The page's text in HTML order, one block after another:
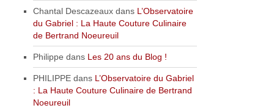
Chantal Descazeaux dans L’Observatoire
du Gabriel : La Haute Couture Culinaire
de Bertrand Noeureuil
Philippe dans Les 20 ans du Blog !
PHILIPPE dans L’Observatoire du Gabriel
: La Haute Couture Culinaire de Bertrand
Noeureuil